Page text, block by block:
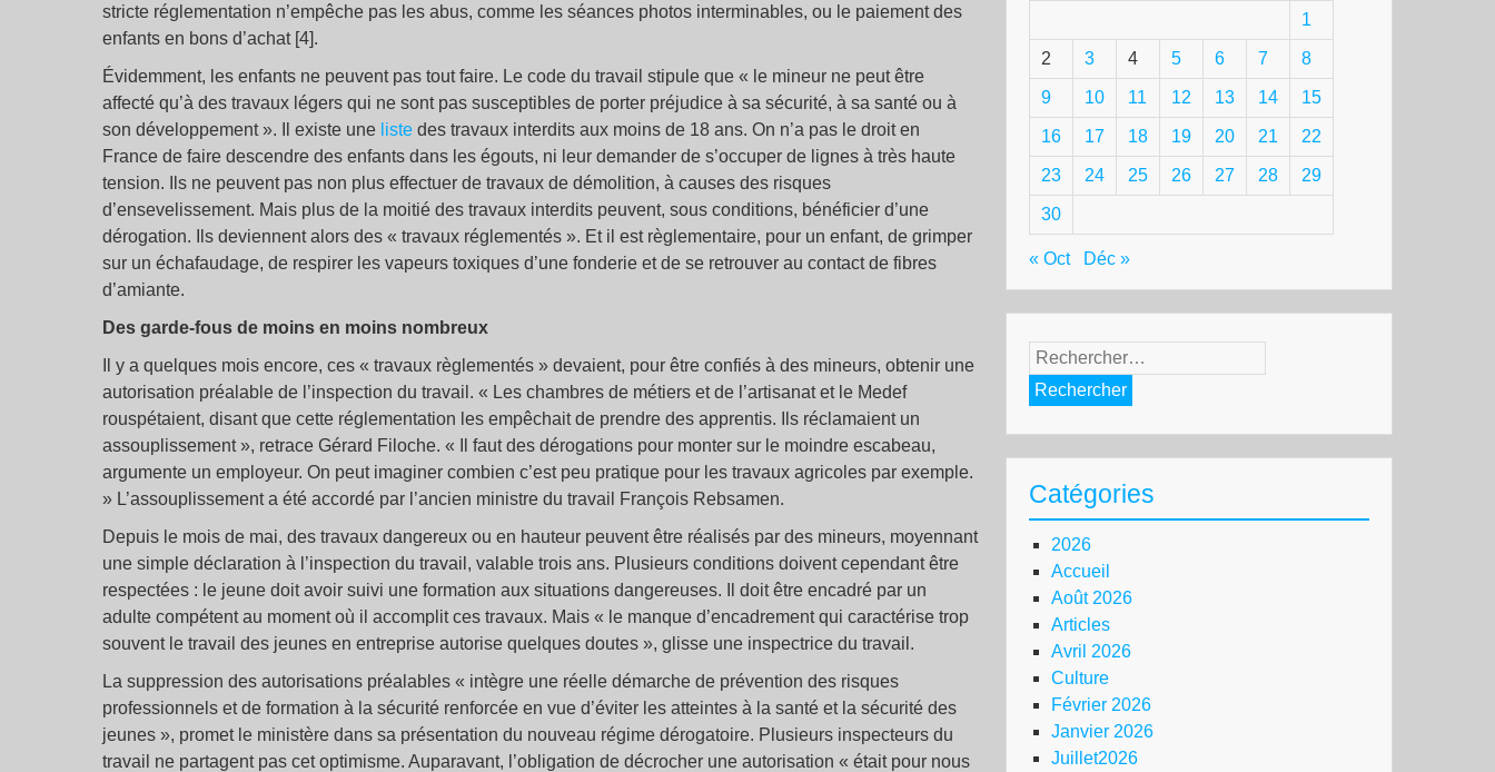
stricte réglementation n’empêche pas les abus, comme les séances photos interminables, ou le paiement des
enfants en bons d’achat [4].
Évidemment, les enfants ne peuvent pas tout faire. Le code du travail stipule que « le mineur ne peut être
affecté qu’à des travaux légers qui ne sont pas susceptibles de porter préjudice à sa sécurité, à sa santé ou à
son développement ». Il existe une liste des travaux interdits aux moins de 18 ans. On n’a pas le droit en
France de faire descendre des enfants dans les égouts, ni leur demander de s’occuper de lignes à très haute
tension. Ils ne peuvent pas non plus effectuer de travaux de démolition, à causes des risques
d’ensevelissement. Mais plus de la moitié des travaux interdits peuvent, sous conditions, bénéficier d’une
dérogation. Ils deviennent alors des « travaux réglementés ». Et il est règlementaire, pour un enfant, de grimper
sur un échafaudage, de respirer les vapeurs toxiques d’une fonderie et de se retrouver au contact de fibres
d’amiante.
Des garde-fous de moins en moins nombreux
Il y a quelques mois encore, ces « travaux règlementés » devaient, pour être confiés à des mineurs, obtenir une
autorisation préalable de l’inspection du travail. « Les chambres de métiers et de l’artisanat et le Medef
rouspétaient, disant que cette réglementation les empêchait de prendre des apprentis. Ils réclamaient un
assouplissement », retrace Gérard Filoche. « Il faut des dérogations pour monter sur le moindre escabeau,
argumente un employeur. On peut imaginer combien c’est peu pratique pour les travaux agricoles par exemple.
» L’assouplissement a été accordé par l’ancien ministre du travail François Rebsamen.
Depuis le mois de mai, des travaux dangereux ou en hauteur peuvent être réalisés par des mineurs, moyennant
une simple déclaration à l’inspection du travail, valable trois ans. Plusieurs conditions doivent cependant être
respectées : le jeune doit avoir suivi une formation aux situations dangereuses. Il doit être encadré par un
adulte compétent au moment où il accomplit ces travaux. Mais « le manque d’encadrement qui caractérise trop
souvent le travail des jeunes en entreprise autorise quelques doutes », glisse une inspectrice du travail.
La suppression des autorisations préalables « intègre une réelle démarche de prévention des risques
professionnels et de formation à la sécurité renforcée en vue d’éviter les atteintes à la santé et la sécurité des
jeunes », promet le ministère dans sa présentation du nouveau régime dérogatoire. Plusieurs inspecteurs du
travail ne partagent pas cet optimisme. Auparavant, l’obligation de décrocher une autorisation « était pour nous
1
2 3 4 5 6 7 8
9 10 11 12 13 14 15
16 17 18 19 20 21 22
23 24 25 26 27 28 29
30
« Oct Déc »
Rechercher :
Catégories
2026
Accueil
Août 2026
Articles
Avril 2026
Culture
Février 2026
Janvier 2026
Juillet2026